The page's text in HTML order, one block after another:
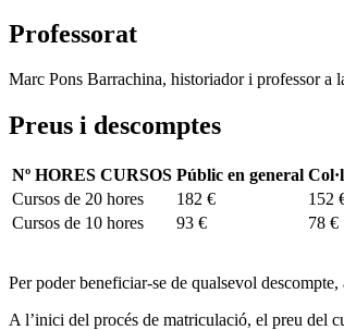
Professorat
Marc Pons Barrachina, historiador i professor a
Preus i descomptes
Nº HORES CURSOS Públic en general
Cursos de 20 hores
182 €
152
Cursos de 10 hores
93 € 78 €
Per poder beneficiar-se de qualsevol
A l’inici del procés de matriculació, el preu del